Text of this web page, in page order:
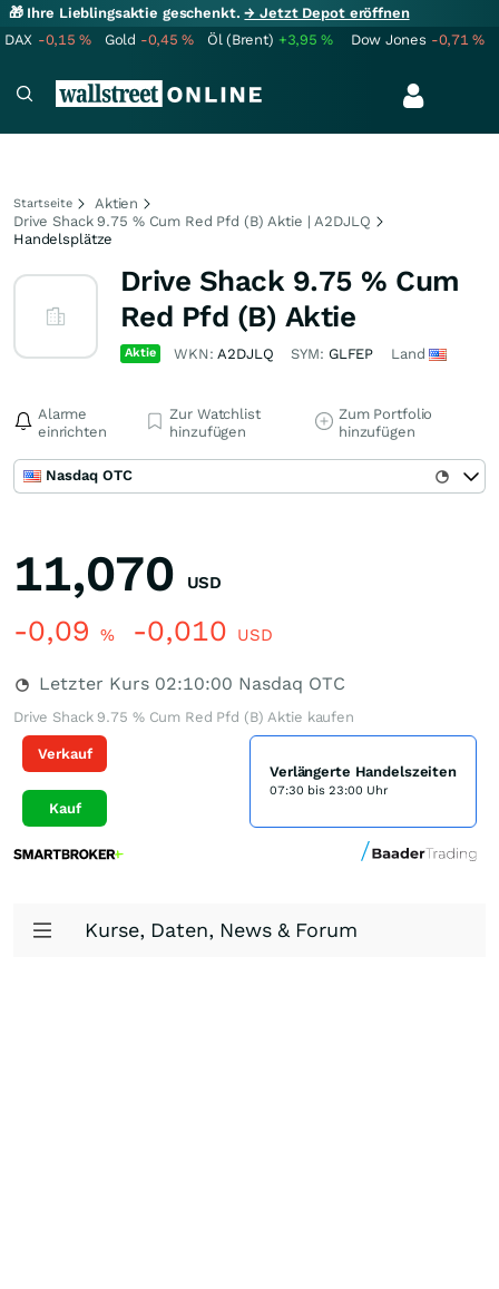
🎁 Ihre Lieblingsaktie geschenkt.→ Jetzt Depot eröffnen
DAX -0,15% Gold -0,45% Öl (Brent) +3,95% Dow Jones -0,71%
Startseite
Aktien
Drive Shack 9.75 % Cum Red Pfd (B) Aktie | A2DJLQ
Handelsplätze
Drive Shack 9.75 % Cum
Red Pfd (B) Aktie
Aktie WKN:A2DJLQ SYM: GLFEP Land
Alarme
einrichten
Zur Watchlist
hinzufügen
Zum Portfolio
hinzufügen
Nasdaq OTC
11,070 USD
-0,09 % -0,010 USD
Letzter Kurs 02:10:00 Nasdaq OTC
Drive Shack 9.75 % Cum Red Pfd (B) Aktie kaufen
Verkauf
Kauf
Verlängerte Handelszeiten
07:30 bis 23:00 Uhr
Kurse, Daten, News & Forum